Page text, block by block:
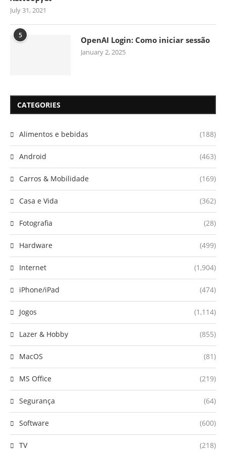
July 31, 2021
5 OpenAI Login: Como iniciar sessão
January 2, 2025
CATEGORIES
Alimentos e bebidas (188)
Android (463)
Carros & Mobilidade (169)
Casa e Vida (362)
Fotografia (28)
Hardware (499)
Internet (1,904)
iPhone/iPad (474)
Jogos (1,114)
Lazer & Hobby (855)
MacOS (81)
MS Office (219)
Segurança (64)
Software (600)
TV (218)